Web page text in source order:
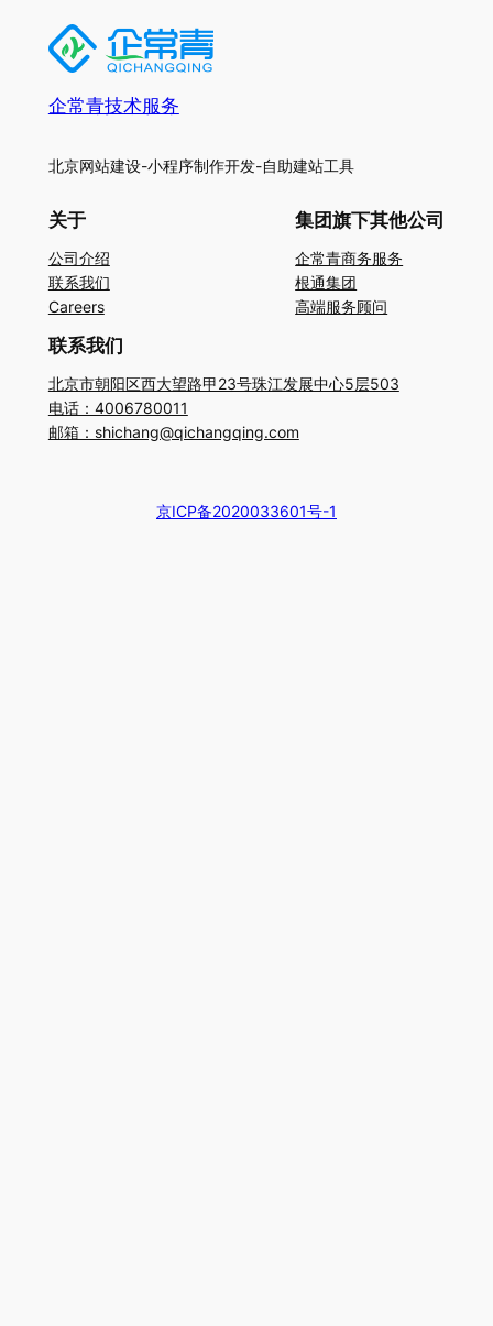
企常青技术服务
北京网站建设-小程序制作开发-自助建站工具
关于
公司介绍
联系我们
Careers
集团旗下其他公司
企常青商务服务
根通集团
高端服务顾问
联系我们
北京市朝阳区西大望路甲23号珠江发展中心5层503
电话：4006780011
邮箱：shichang@qichangqing.com
京ICP备2020033601号-1